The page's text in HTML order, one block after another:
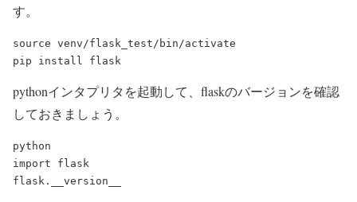
す。
source venv/flask_test/bin/activate
pythonインタプリタを起動して、flaskのバージョンを確認
しておきましょう。
python
import flask